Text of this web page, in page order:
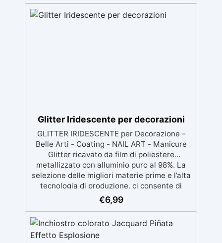
finitura protettiva antigraffio. ✅ Risultati
Glitter Iridescente per decorazioni
GLITTER IRIDESCENTE per Decorazione -
Belle Arti - Coating - NAIL ART - Manicure
Glitter ricavato da film di poliestere
metallizzato con alluminio puro al 98%. La
selezione delle migliori materie prime e l’alta
tecnologia di produzione, ci consente di
offrire un prodotto dalle tonalità brillanti con
elevata costanza dimensionale. L’ampia
gamma di colori ne consente l’impiego nelle
più varie applicazioni decorative quali:
hobbistica, home decoration, belle arti, nail
€6,99